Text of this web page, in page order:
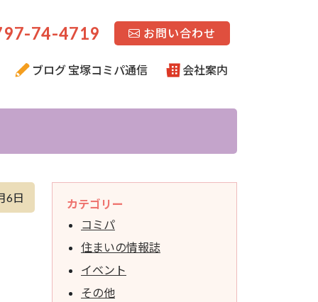
74-4719 お問い合わせ
ブログ 宝塚コミパ通信 会社案内
6日
カテゴリー
コミパ
住まいの情報誌
イベント
その他